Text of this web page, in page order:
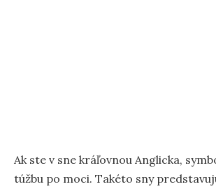
Ak ste v sne kráľovnou Anglicka,
túžbu po moci. Takéto sny